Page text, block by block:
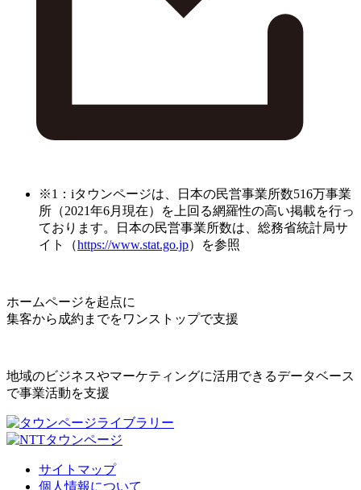
※1：iタウンページは、日本の民営事業所数516万事業
所（2021年6月現在）を上回る網羅性の高い掲載を行っ
ております。日本の民営事業所数は、総務省統計局サ
イト（https://www.stat.go.jp）を参照
ホームページを起点に
集客から成約までをワンストップで支援
地域のビジネスやマーケティングに活用できるデータベース
で事業活動を支援
サイトマップ
個人情報について